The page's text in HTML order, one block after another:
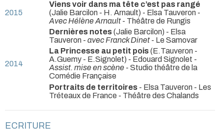
2015
Viens voir dans ma tête c’est pas rangé
(Jalie Barcilon - H. Arnault) - Elsa Tauveron -
Avec Hélène Arnault - Théâtre de Rungis
Dernières notes(Jalie Barcilon) - Elsa
Tauveron - avec Franck Dinet - Le Samovar
2014
La Princesse au petit pois(E.Tauveron -
A.Guemy - E.Signolet) - Edouard Signolet -
Assist. mise en scène - Studio théâtre de la
Comédie Française
Portraits de territoires - Elsa Tauveron - Les
Tréteaux de France - Théâtre des Chalands
ECRITURE